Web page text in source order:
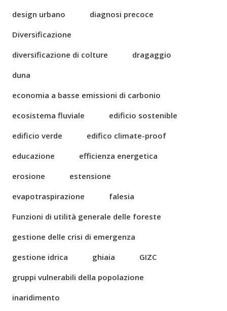
design urbano
diagnosi precoce
Diversificazione
diversificazione di colture
dragaggio
duna
economia a basse emissioni di carbonio
ecosistema fluviale
edificio sostenible
edificio verde
edifico climate-proof
educazione
efficienza energetica
erosione
estensione
evapotraspirazione
falesia
Funzioni di utilità generale delle foreste
gestione delle crisi di emergenza
gestione idrica
ghiaia
GIZC
gruppi vulnerabili della popolazione
inaridimento